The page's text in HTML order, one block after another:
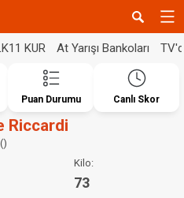
KUR At Yarışı Bankoları
Puan Durumu Canlı Skor
Riccardi
Kilo:
73